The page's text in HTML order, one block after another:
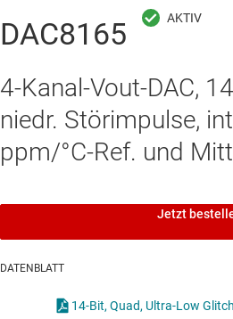
DAC8165
4-Kanal-Vout-DAC,
niedr. Störimpulse,
ppm/°C-Ref. und
Jetzt
DATENBLATT
14-Bit, Quad, Ultra-Low